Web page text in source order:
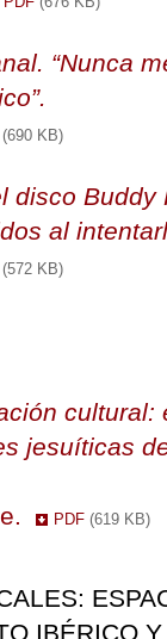
“Nunca
(690 KB)
disco Buddy
al
(572 KB)
cultural:
jesuíticas
PDF(619 KB)
IBÉRICO Y